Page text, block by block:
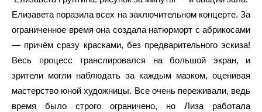
Елизавета поразила всех на заключительном концерте. За
ограниченное время она создала натюрморт с абрикосами
— причём сразу красками, без предварительного эскиза!
Весь процесс транслировался на большой экран, и
зрители могли наблюдать за каждым мазком, оценивая
мастерство юной художницы. Все очень переживали, ведь
время было строго ограничено, но Лиза работала